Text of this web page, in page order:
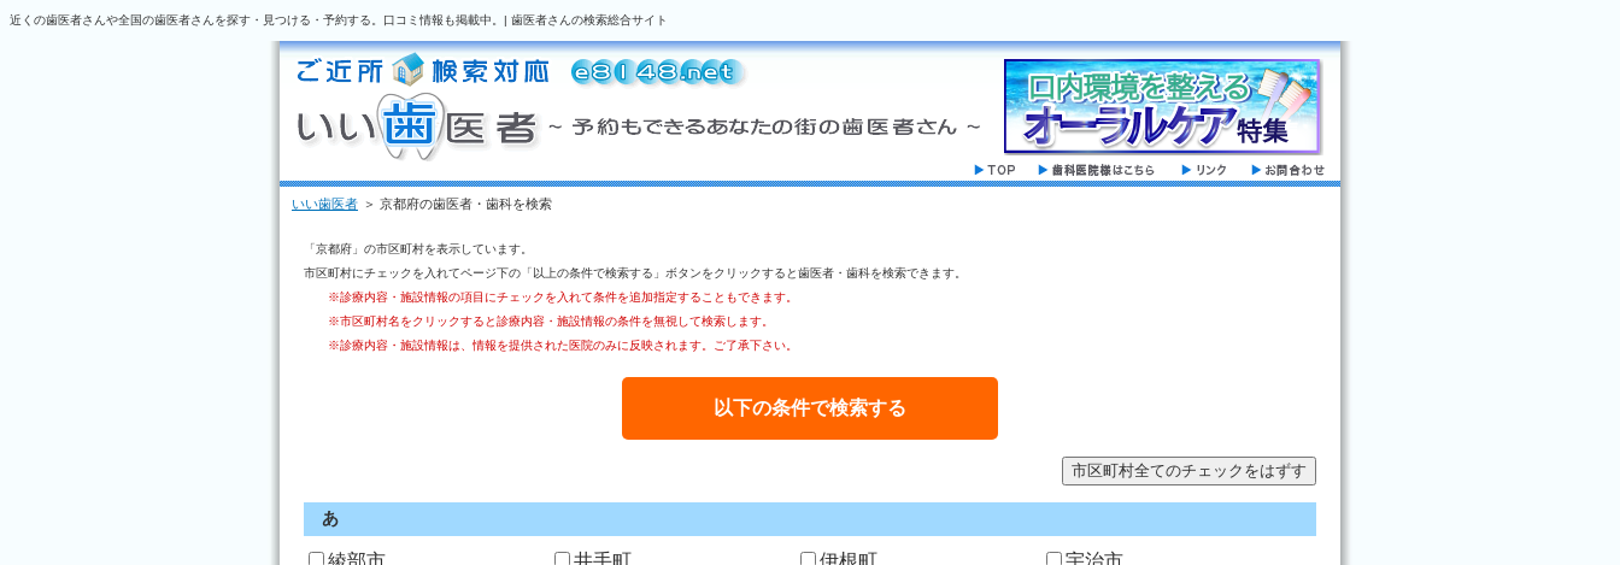
近くの歯医者さんや全国の歯医者さんを探す・見つける・予約する。口コミ情報も掲載中。| 歯医者さんの検索総合サイト
いい歯医者 ＞ 京都府の歯医者・歯科を検索
「京都府」の市区町村を表示しています。
市区町村にチェックを入れてページ下の「以上の条件で検索する」ボタンをクリックすると歯医者・歯科を検索できます。
※診療内容・施設情報の項目にチェックを入れて条件を追加指定することもできます。
※市区町村名をクリックすると診療内容・施設情報の条件を無視して検索します。
※診療内容・施設情報は、情報を提供された医院のみに反映されます。ご了承下さい。
あ
綾部市 井手町 伊根町
宇治市